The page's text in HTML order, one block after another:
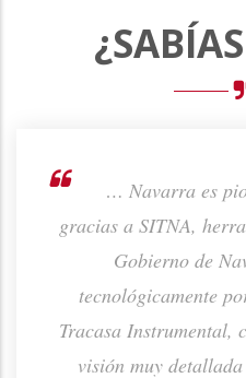
… Navarra es
gracias a SITNA,
Gobierno de
tecnológicamente
Tracasa Instrumental,
visión muy